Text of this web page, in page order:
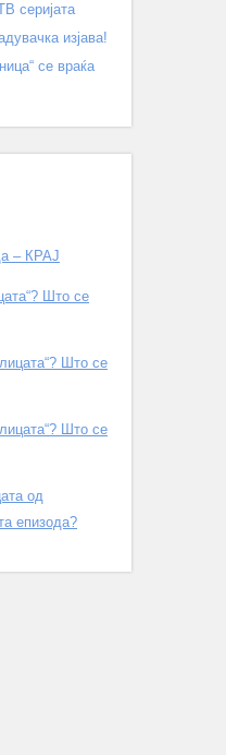
серијата
изјава!
се враќа
– КРАЈ
Што се
Што се
Што се
од
епизода?